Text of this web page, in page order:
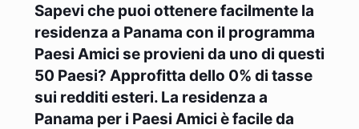
Sapevi che puoi ottenere facilmente la
residenza a Panama con il programma
Paesi Amici se provieni da uno di questi
50 Paesi? Approfitta dello 0% di tasse
sui redditi esteri. La residenza a
Panama per i Paesi Amici è facile da